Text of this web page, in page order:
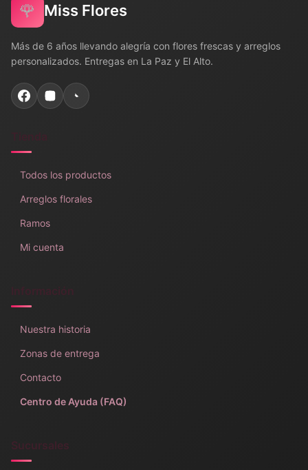
🌹 Miss Flores
Más de 6 años llevando alegría con flores frescas y arreglos
personalizados. Entregas en La Paz y El Alto.
Todos los productos
Arreglos florales
Ramos
Mi cuenta
Información
Nuestra historia
Zonas de entrega
Contacto
Centro de Ayuda (FAQ)
Sucursales